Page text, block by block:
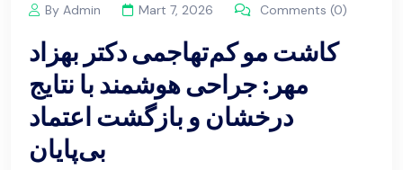
By Admin Mart 7, 2026 Comments (0)
کاشت مو کم‌تهاجمی دکتر بهزاد
مهر: جراحی هوشمند با نتایج
درخشان و بازگشت اعتماد
بی‌پایان